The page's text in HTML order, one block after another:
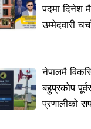
पदमा दिनेश
उम्मेदवारी
नेपालमै
बहुप्रकोप
प्रणालीको